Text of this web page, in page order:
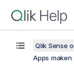
Qlik Sense
Apps maken